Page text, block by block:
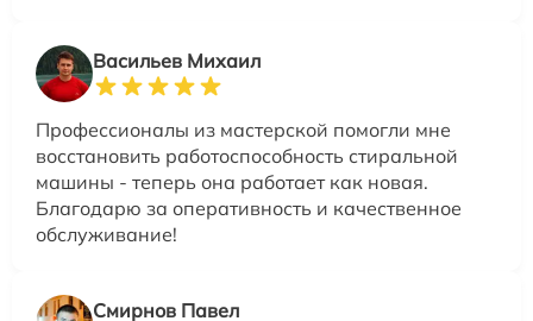
Васильев Михаил
Профессионалы из мастерской помогли мне
восстановить работоспособность стиральной
машины - теперь она работает как новая.
Благодарю за оперативность и качественное
обслуживание!
Смирнов Павел